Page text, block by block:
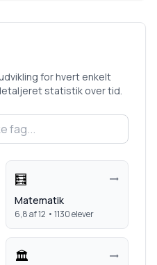
for hvert enkelt
statistik over tid.
🧮
Matematik
6,8af 12 • 1130elever
🏛️